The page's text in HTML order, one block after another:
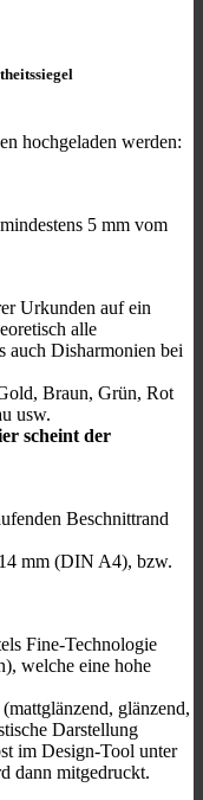
hochgeladen werden:
5 mm vom
Urkunden auf ein
alle
auch Disharmonien bei
Braun, Grün, Rot
usw.
scheint der
Beschnittrand
mm (DIN A4), bzw.
Fine-Technologie
welche eine hohe
glänzend,
Darstellung
im Design-Tool unter
dann mitgedruckt.